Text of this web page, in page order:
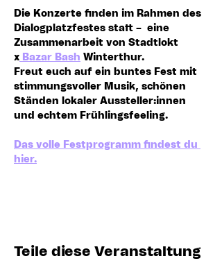
Die Konzerte finden im Rahmen des
Dialogplatzfestes statt –  eine
Zusammenarbeit von Stadtlokt
x Bazar Bash Winterthur.
Freut euch auf ein buntes Fest mit
stimmungsvoller Musik, schönen
Ständen lokaler Aussteller:innen
und echtem Frühlingsfeeling.
Das volle Festprogramm findest du
hier.
Teile diese Veranstaltung